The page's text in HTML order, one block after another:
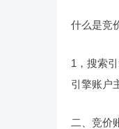
什么是竞
1，搜索
引擎账户
二、竞价